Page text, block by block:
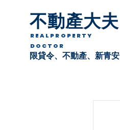
不動產大夫
REALPROPERTY
DOCTOR
限貸令、不動產、新青安